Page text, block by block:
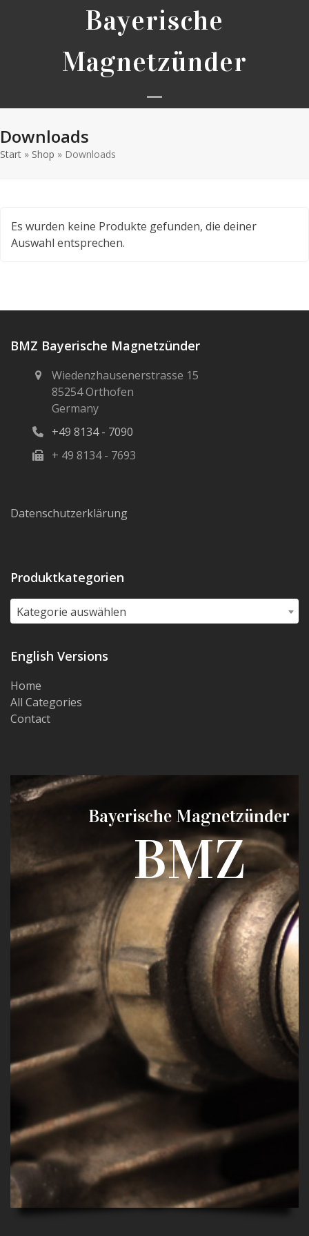
Bayerische
Magnetzünder
Open
Close
Downloads
Start » Shop » Downloads
Es wurden keine Produkte gefunden, die deiner
Auswahl entsprechen.
BMZ Bayerische Magnetzünder
Wiedenzhausenerstrasse 15
85254 Orthofen
Germany
+49 8134 - 7090
+ 49 8134 - 7693
Datenschutzerklärung
Produktkategorien
Kategorie auswählen
English Versions
Home
All Categories
Contact
Bayerische Magnetzünder
BMZ